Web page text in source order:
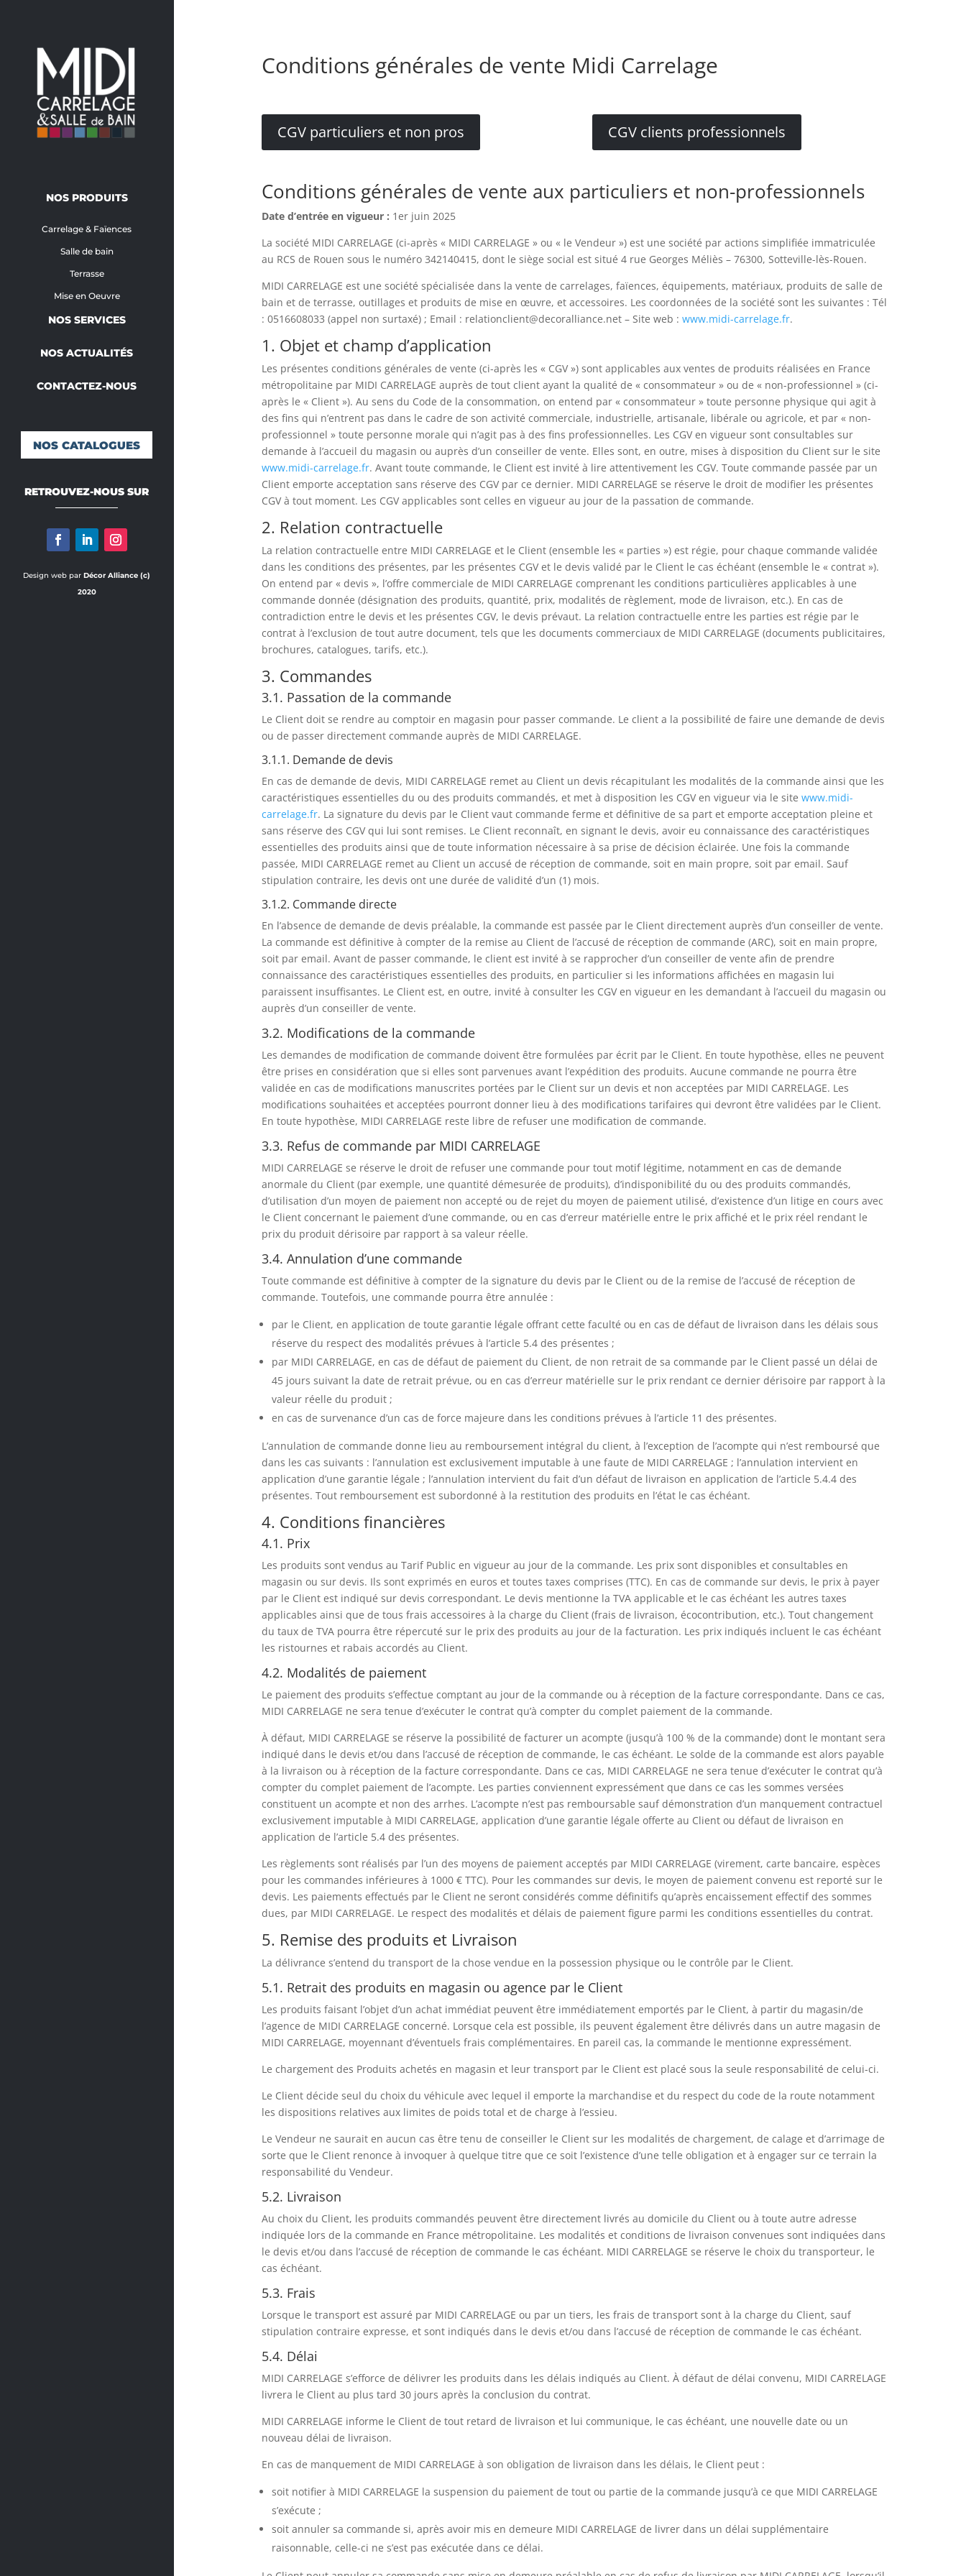
NOS PRODUITS
Carrelage & Faïences
Salle de bain
Terrasse
Mise en Oeuvre
NOS SERVICES
NOS ACTUALITÉS
CONTACTEZ-NOUS
NOS CATALOGUES
RETROUVEZ-NOUS SUR
Design web parDécor Alliance (c)
2020
Conditions générales de vente Midi Carrelage
CGV particuliers et non pros CGV clients professionnels
Conditions générales de vente aux particuliers et non-professionnels
Date d’entrée en vigueur : 1er juin 2025
La société MIDI CARRELAGE (ci-après « MIDI CARRELAGE » ou « le Vendeur ») est une société par actions simplifiée immatriculée
au RCS de Rouen sous le numéro 342140415, dont le siège social est situé 4 rue Georges Méliès – 76300, Sotteville-lès-Rouen.
MIDI CARRELAGE est une société spécialisée dans la vente de carrelages, faïences, équipements, matériaux, produits de salle de
bain et de terrasse, outillages et produits de mise en œuvre, et accessoires. Les coordonnées de la société sont les suivantes : Tél
: 0516608033 (appel non surtaxé) ; Email : relationclient@decoralliance.net – Site web :www.midi-carrelage.fr.
1. Objet et champ d’application
Les présentes conditions générales de vente (ci-après les « CGV ») sont applicables aux ventes de produits réalisées en France
métropolitaine par MIDI CARRELAGE auprès de tout client ayant la qualité de « consommateur » ou de « non-professionnel » (ci-
après le « Client »). Au sens du Code de la consommation, on entend par « consommateur » toute personne physique qui agit à
des fins qui n’entrent pas dans le cadre de son activité commerciale, industrielle, artisanale, libérale ou agricole, et par « non-
professionnel » toute personne morale qui n’agit pas à des fins professionnelles. Les CGV en vigueur sont consultables sur
demande à l’accueil du magasin ou auprès d’un conseiller de vente. Elles sont, en outre, mises à disposition du Client sur le site
www.midi-carrelage.fr. Avant toute commande, le Client est invité à lire attentivement les CGV. Toute commande passée par un
Client emporte acceptation sans réserve des CGV par ce dernier. MIDI CARRELAGE se réserve le droit de modifier les présentes
CGV à tout moment. Les CGV applicables sont celles en vigueur au jour de la passation de commande.
2. Relation contractuelle
La relation contractuelle entre MIDI CARRELAGE et le Client (ensemble les « parties ») est régie, pour chaque commande validée
dans les conditions des présentes, par les présentes CGV et le devis validé par le Client le cas échéant (ensemble le « contrat »).
On entend par « devis », l’offre commerciale de MIDI CARRELAGE comprenant les conditions particulières applicables à une
commande donnée (désignation des produits, quantité, prix, modalités de règlement, mode de livraison, etc.). En cas de
contradiction entre le devis et les présentes CGV, le devis prévaut. La relation contractuelle entre les parties est régie par le
contrat à l’exclusion de tout autre document, tels que les documents commerciaux de MIDI CARRELAGE (documents publicitaires,
brochures, catalogues, tarifs, etc.).
3. Commandes
3.1. Passation de la commande
Le Client doit se rendre au comptoir en magasin pour passer commande. Le client a la possibilité de faire une demande de devis
ou de passer directement commande auprès de MIDI CARRELAGE.
3.1.1. Demande de devis
En cas de demande de devis, MIDI CARRELAGE remet au Client un devis récapitulant les modalités de la commande ainsi que les
caractéristiques essentielles du ou des produits commandés, et met à disposition les CGV en vigueur via le sitewww.midi-
carrelage.fr. La signature du devis par le Client vaut commande ferme et définitive de sa part et emporte acceptation pleine et
sans réserve des CGV qui lui sont remises. Le Client reconnaît, en signant le devis, avoir eu connaissance des caractéristiques
essentielles des produits ainsi que de toute information nécessaire à sa prise de décision éclairée. Une fois la commande
passée, MIDI CARRELAGE remet au Client un accusé de réception de commande, soit en main propre, soit par email. Sauf
stipulation contraire, les devis ont une durée de validité d’un (1) mois.
3.1.2. Commande directe
En l’absence de demande de devis préalable, la commande est passée par le Client directement auprès d’un conseiller de vente.
La commande est définitive à compter de la remise au Client de l’accusé de réception de commande (ARC), soit en main propre,
soit par email. Avant de passer commande, le client est invité à se rapprocher d’un conseiller de vente afin de prendre
connaissance des caractéristiques essentielles des produits, en particulier si les informations affichées en magasin lui
paraissent insuffisantes. Le Client est, en outre, invité à consulter les CGV en vigueur en les demandant à l’accueil du magasin ou
auprès d’un conseiller de vente.
3.2. Modifications de la commande
Les demandes de modification de commande doivent être formulées par écrit par le Client. En toute hypothèse, elles ne peuvent
être prises en considération que si elles sont parvenues avant l’expédition des produits. Aucune commande ne pourra être
validée en cas de modifications manuscrites portées par le Client sur un devis et non acceptées par MIDI CARRELAGE. Les
modifications souhaitées et acceptées pourront donner lieu à des modifications tarifaires qui devront être validées par le Client.
En toute hypothèse, MIDI CARRELAGE reste libre de refuser une modification de commande.
3.3. Refus de commande par MIDI CARRELAGE
MIDI CARRELAGE se réserve le droit de refuser une commande pour tout motif légitime, notamment en cas de demande
anormale du Client (par exemple, une quantité démesurée de produits), d’indisponibilité du ou des produits commandés,
d’utilisation d’un moyen de paiement non accepté ou de rejet du moyen de paiement utilisé, d’existence d’un litige en cours avec
le Client concernant le paiement d’une commande, ou en cas d’erreur matérielle entre le prix affiché et le prix réel rendant le
prix du produit dérisoire par rapport à sa valeur réelle.
3.4. Annulation d’une commande
Toute commande est définitive à compter de la signature du devis par le Client ou de la remise de l’accusé de réception de
commande. Toutefois, une commande pourra être annulée :
par le Client, en application de toute garantie légale offrant cette faculté ou en cas de défaut de livraison dans les délais sous
réserve du respect des modalités prévues à l’article 5.4 des présentes ;
par MIDI CARRELAGE, en cas de défaut de paiement du Client, de non retrait de sa commande par le Client passé un délai de
45 jours suivant la date de retrait prévue, ou en cas d’erreur matérielle sur le prix rendant ce dernier dérisoire par rapport à la
valeur réelle du produit ;
en cas de survenance d’un cas de force majeure dans les conditions prévues à l’article 11 des présentes.
L’annulation de commande donne lieu au remboursement intégral du client, à l’exception de l’acompte qui n’est remboursé que
dans les cas suivants : l’annulation est exclusivement imputable à une faute de MIDI CARRELAGE ; l’annulation intervient en
application d’une garantie légale ; l’annulation intervient du fait d’un défaut de livraison en application de l’article 5.4.4 des
présentes. Tout remboursement est subordonné à la restitution des produits en l’état le cas échéant.
4. Conditions financières
4.1. Prix
Les produits sont vendus au Tarif Public en vigueur au jour de la commande. Les prix sont disponibles et consultables en
magasin ou sur devis. Ils sont exprimés en euros et toutes taxes comprises (TTC). En cas de commande sur devis, le prix à payer
par le Client est indiqué sur devis correspondant. Le devis mentionne la TVA applicable et le cas échéant les autres taxes
applicables ainsi que de tous frais accessoires à la charge du Client (frais de livraison, écocontribution, etc.). Tout changement
du taux de TVA pourra être répercuté sur le prix des produits au jour de la facturation. Les prix indiqués incluent le cas échéant
les ristournes et rabais accordés au Client.
4.2. Modalités de paiement
Le paiement des produits s’effectue comptant au jour de la commande ou à réception de la facture correspondante. Dans ce cas,
MIDI CARRELAGE ne sera tenue d’exécuter le contrat qu’à compter du complet paiement de la commande.
À défaut, MIDI CARRELAGE se réserve la possibilité de facturer un acompte (jusqu’à 100 % de la commande) dont le montant sera
indiqué dans le devis et/ou dans l’accusé de réception de commande, le cas échéant. Le solde de la commande est alors payable
à la livraison ou à réception de la facture correspondante. Dans ce cas, MIDI CARRELAGE ne sera tenue d’exécuter le contrat qu’à
compter du complet paiement de l’acompte. Les parties conviennent expressément que dans ce cas les sommes versées
constituent un acompte et non des arrhes. L’acompte n’est pas remboursable sauf démonstration d’un manquement contractuel
exclusivement imputable à MIDI CARRELAGE, application d’une garantie légale offerte au Client ou défaut de livraison en
application de l’article 5.4 des présentes.
Les règlements sont réalisés par l’un des moyens de paiement acceptés par MIDI CARRELAGE (virement, carte bancaire, espèces
pour les commandes inférieures à 1000 € TTC). Pour les commandes sur devis, le moyen de paiement convenu est reporté sur le
devis. Les paiements effectués par le Client ne seront considérés comme définitifs qu’après encaissement effectif des sommes
dues, par MIDI CARRELAGE. Le respect des modalités et délais de paiement figure parmi les conditions essentielles du contrat.
5. Remise des produits et Livraison
La délivrance s’entend du transport de la chose vendue en la possession physique ou le contrôle par le Client.
5.1. Retrait des produits en magasin ou agence par le Client
Les produits faisant l’objet d’un achat immédiat peuvent être immédiatement emportés par le Client, à partir du magasin/de
l’agence de MIDI CARRELAGE concerné. Lorsque cela est possible, ils peuvent également être délivrés dans un autre magasin de
MIDI CARRELAGE, moyennant d’éventuels frais complémentaires. En pareil cas, la commande le mentionne expressément.
Le chargement des Produits achetés en magasin et leur transport par le Client est placé sous la seule responsabilité de celui-ci.
Le Client décide seul du choix du véhicule avec lequel il emporte la marchandise et du respect du code de la route notamment
les dispositions relatives aux limites de poids total et de charge à l’essieu.
Le Vendeur ne saurait en aucun cas être tenu de conseiller le Client sur les modalités de chargement, de calage et d’arrimage de
sorte que le Client renonce à invoquer à quelque titre que ce soit l’existence d’une telle obligation et à engager sur ce terrain la
responsabilité du Vendeur.
5.2. Livraison
Au choix du Client, les produits commandés peuvent être directement livrés au domicile du Client ou à toute autre adresse
indiquée lors de la commande en France métropolitaine. Les modalités et conditions de livraison convenues sont indiquées dans
le devis et/ou dans l’accusé de réception de commande le cas échéant. MIDI CARRELAGE se réserve le choix du transporteur, le
cas échéant.
5.3. Frais
Lorsque le transport est assuré par MIDI CARRELAGE ou par un tiers, les frais de transport sont à la charge du Client, sauf
stipulation contraire expresse, et sont indiqués dans le devis et/ou dans l’accusé de réception de commande le cas échéant.
5.4. Délai
MIDI CARRELAGE s’efforce de délivrer les produits dans les délais indiqués au Client. À défaut de délai convenu, MIDI CARRELAGE
livrera le Client au plus tard 30 jours après la conclusion du contrat.
MIDI CARRELAGE informe le Client de tout retard de livraison et lui communique, le cas échéant, une nouvelle date ou un
nouveau délai de livraison.
En cas de manquement de MIDI CARRELAGE à son obligation de livraison dans les délais, le Client peut :
soit notifier à MIDI CARRELAGE la suspension du paiement de tout ou partie de la commande jusqu’à ce que MIDI CARRELAGE
s’exécute ;
soit annuler sa commande si, après avoir mis en demeure MIDI CARRELAGE de livrer dans un délai supplémentaire
raisonnable, celle-ci ne s’est pas exécutée dans ce délai.